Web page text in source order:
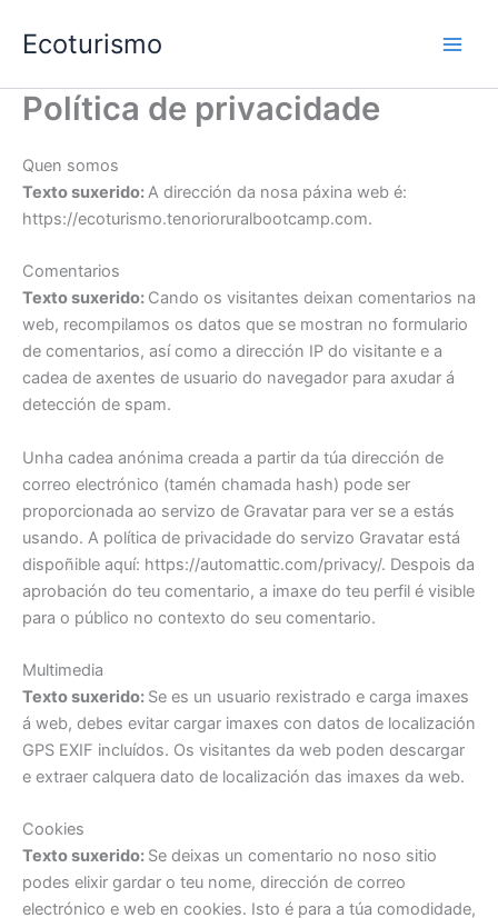
Ecoturismo
Política de privacidade
Quen somos
Texto suxerido:A dirección da nosa páxina web é:
https://ecoturismo.tenorioruralbootcamp.com.
Comentarios
Texto suxerido: Cando os visitantes deixan comentarios na
web, recompilamos os datos que se mostran no formulario
de comentarios, así como a dirección IP do visitante e a
cadea de axentes de usuario do navegador para axudar á
detección de spam.
Unha cadea anónima creada a partir da túa dirección de
correo electrónico (tamén chamada hash) pode ser
proporcionada ao servizo de Gravatar para ver se a estás
usando. A política de privacidade do servizo Gravatar está
dispoñible aquí: https://automattic.com/privacy/. Despois da
aprobación do teu comentario, a imaxe do teu perfil é visible
para o público no contexto do seu comentario.
Multimedia
Texto suxerido: Se es un usuario rexistrado e carga imaxes
á web, debes evitar cargar imaxes con datos de localización
GPS EXIF incluídos. Os visitantes da web poden descargar
e extraer calquera dato de localización das imaxes da web.
Cookies
Texto suxerido: Se deixas un comentario no noso sitio
podes elixir gardar o teu nome, dirección de correo
electrónico e web en cookies. Isto é para a túa comodidade,